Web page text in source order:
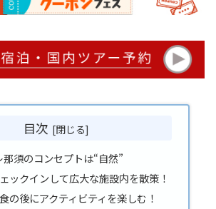
目次
那須のコンセプトは“自然”
ックインして広大な施設内を散策！
の後にアクティビティを楽しむ！